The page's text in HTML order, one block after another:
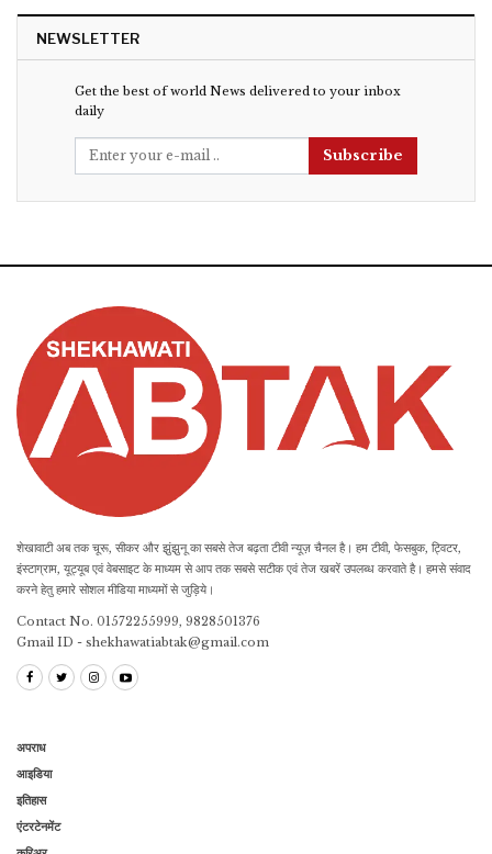
NEWSLETTER
Get the best of world News delivered to your inbox
daily
Subscribe
शेखावाटी अब तक चूरू, सीकर और झुंझुनू का सबसे तेज बढ़ता टीवी न्यूज़ चैनल है। हम टीवी, फेसबुक, ट्विटर,
इंस्टाग्राम, यूट्यूब एवं वेबसाइट के माध्यम से आप तक सबसे सटीक एवं तेज खबरें उपलब्ध करवाते है। हमसे संवाद
करने हेतु हमारे सोशल मीडिया माध्यमों से जुड़िये।
Contact No. 01572255999, 9828501376
Gmail ID - shekhawatiabtak@gmail.com
अपराध
आइडिया
इतिहास
एंटरटेनमेंट